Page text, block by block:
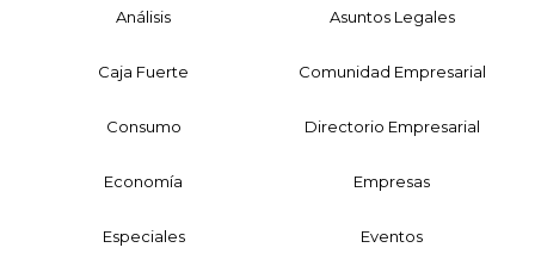
Análisis Asuntos Legales
Caja Fuerte Comunidad Empresarial
Consumo Directorio Empresarial
Economía Empresas
Especiales Eventos